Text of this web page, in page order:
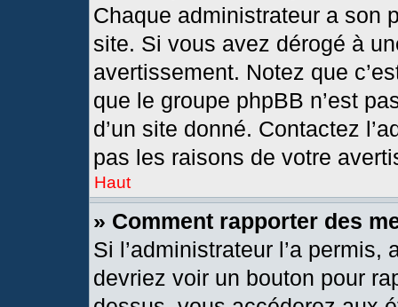
Chaque administrateur a son
site. Si vous avez dérogé à
avertissement. Notez que
que le groupe phpBB n’est
d’un site donné. Contactez
pas les raisons de votre
Haut
» Comment rapporter des
Si l’administrateur l’a
devriez voir un bouton pour